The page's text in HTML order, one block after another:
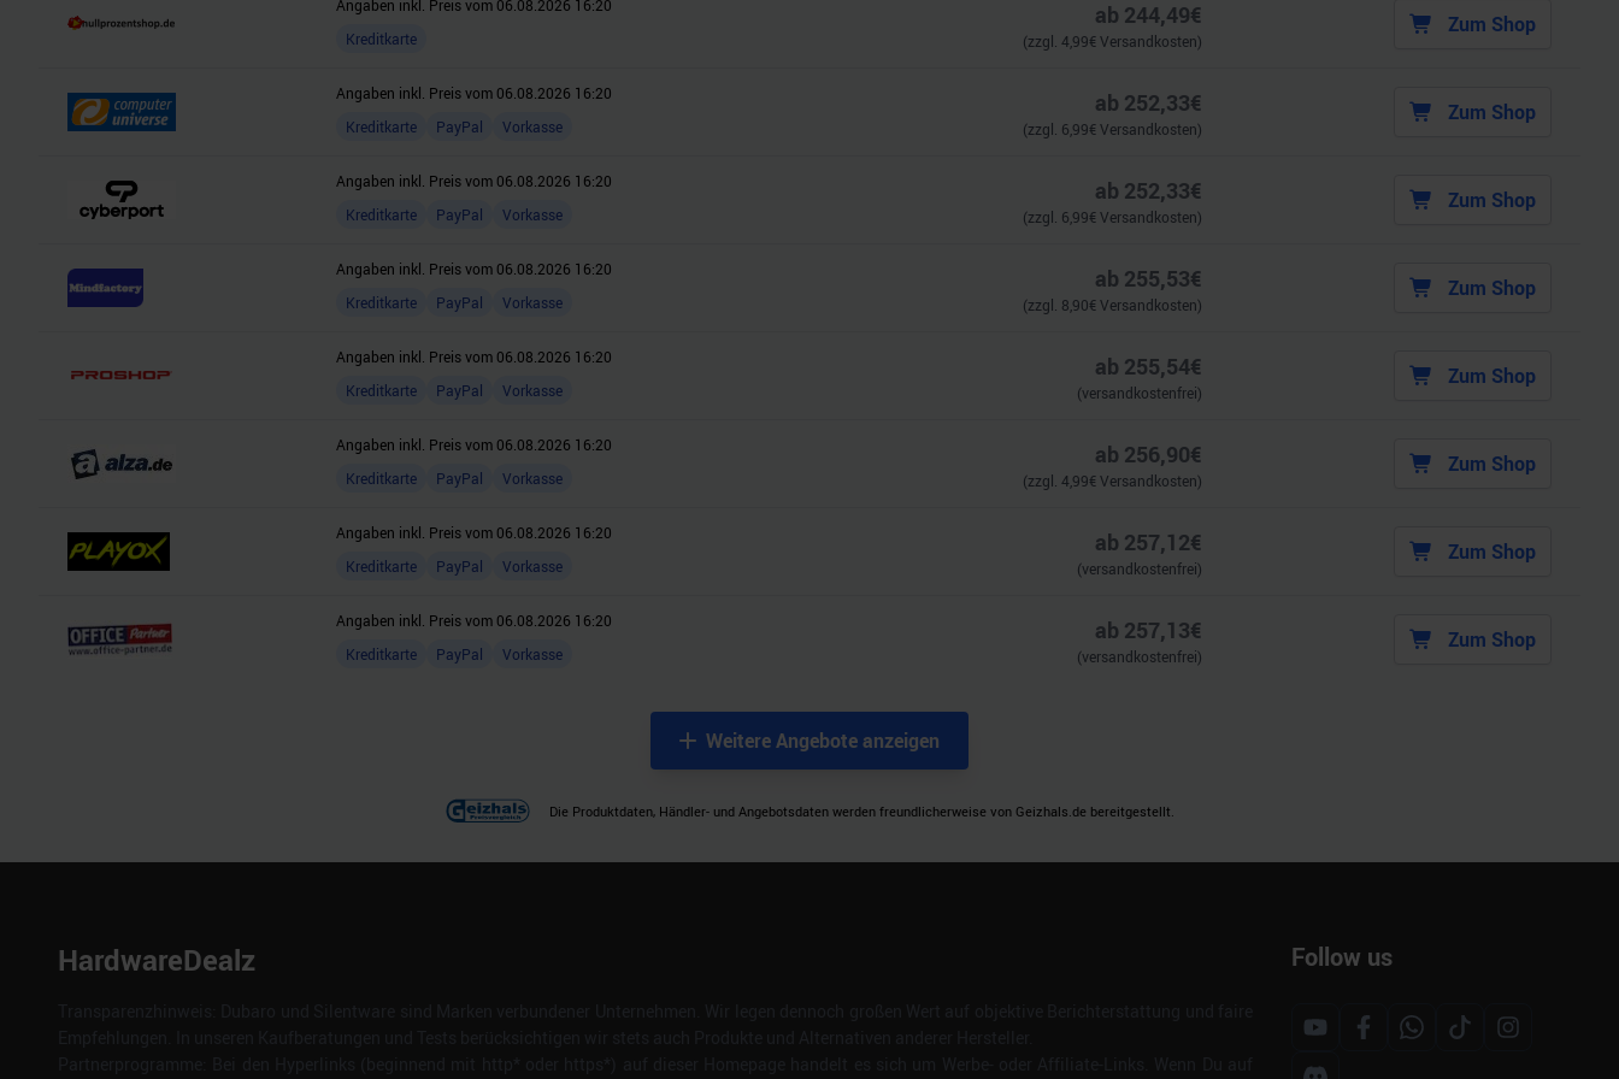
Angaben inkl. Preis vom 06.08.2026 16:20
Kreditkarte
ab 244,49€
(zzgl. 4,99€ Versandkosten)
Zum Shop
Angaben inkl. Preis vom 06.08.2026 16:20
Kreditkarte
PayPal Vorkasse
ab 252,33€
(zzgl. 6,99€ Versandkosten)
Zum Shop
Angaben inkl. Preis vom 06.08.2026 16:20
Kreditkarte
PayPal Vorkasse
ab 252,33€
(zzgl. 6,99€ Versandkosten)
Zum Shop
Angaben inkl. Preis vom 06.08.2026 16:20
Kreditkarte
PayPal Vorkasse
ab 255,53€
(zzgl. 8,90€ Versandkosten)
Zum Shop
Angaben inkl. Preis vom 06.08.2026 16:20
Kreditkarte
PayPal Vorkasse
ab 255,54€
(versandkostenfrei)
Zum Shop
Angaben inkl. Preis vom 06.08.2026 16:20
Kreditkarte
PayPal Vorkasse
ab 256,90€
(zzgl. 4,99€ Versandkosten)
Zum Shop
Angaben inkl. Preis vom 06.08.2026 16:20
Kreditkarte
PayPal Vorkasse
ab 257,12€
(versandkostenfrei)
Zum Shop
Angaben inkl. Preis vom 06.08.2026 16:20
Kreditkarte
PayPal Vorkasse
ab 257,13€
(versandkostenfrei)
Zum Shop
Weitere Angebote anzeigen
Die Produktdaten, Händler- und Angebotsdaten werden freundlicherweise von Geizhals.de bereitgestellt.
HardwareDealz Follow us